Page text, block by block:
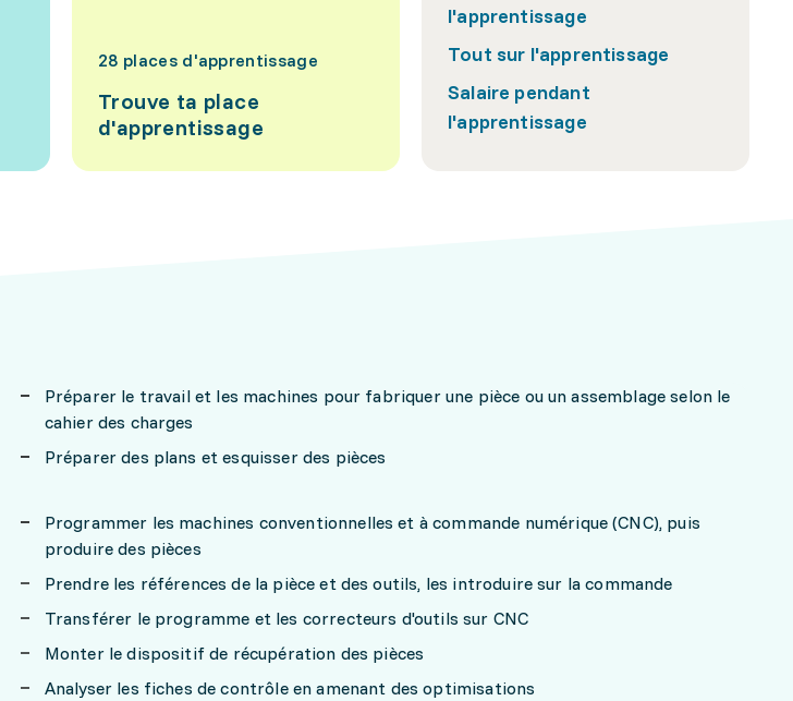
28 places d'apprentissage
Trouve ta place
d'apprentissage
l'apprentissage
Tout sur l'apprentissage
Salaire pendant
l'apprentissage
Préparer le travail et les machines pour fabriquer une pièce ou un assemblage selon le
cahier des charges
Préparer des plans et esquisser des pièces
Programmer les machines conventionnelles et à commande numérique (CNC), puis
produire des pièces
Prendre les références de la pièce et des outils, les introduire sur la commande
Transférer le programme et les correcteurs d'outils sur CNC
Monter le dispositif de récupération des pièces
Analyser les fiches de contrôle en amenant des optimisations